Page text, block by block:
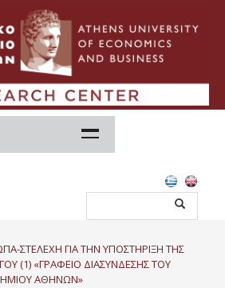
ΣΤΕΛΕΧΗ ΓΙΑ ΤΗΝ ΥΠΟΣΤΗΡΙΞΗ ΤΗΣ
(1) «ΓΡΑΦΕΙΟ ΔΙΑΣΥΝΔΕΣΗΣ ΤΟΥ
ΑΘΗΝΩΝ»